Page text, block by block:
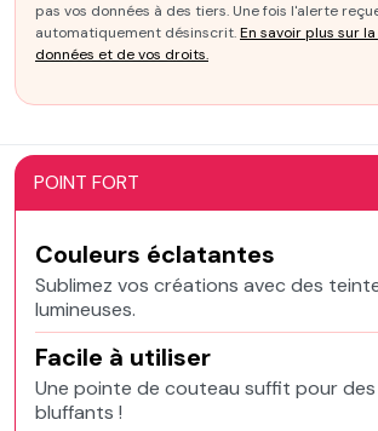
pas vos données à des tiers. Une fois l'alerte
automatiquement désinscrit.En savoir plus sur
données et de vos droits.
POINT FORT
Couleurs éclatantes
Sublimez vos créations avec des
lumineuses.
Facile à utiliser
Une pointe de couteau suffit pour
bluffants !